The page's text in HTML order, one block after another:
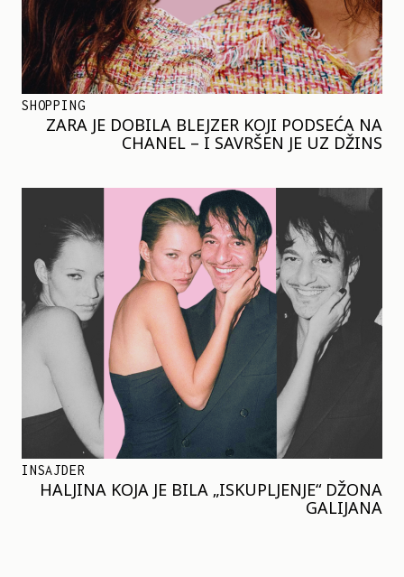
SHOPPING
ZARA JE DOBILA BLEJZER KOJI PODSEĆA NA
CHANEL – I SAVRŠEN JE UZ DŽINS
INSAJDER
HALJINA KOJA JE BILA „ISKUPLJENJE“ DŽONA
GALIJANA